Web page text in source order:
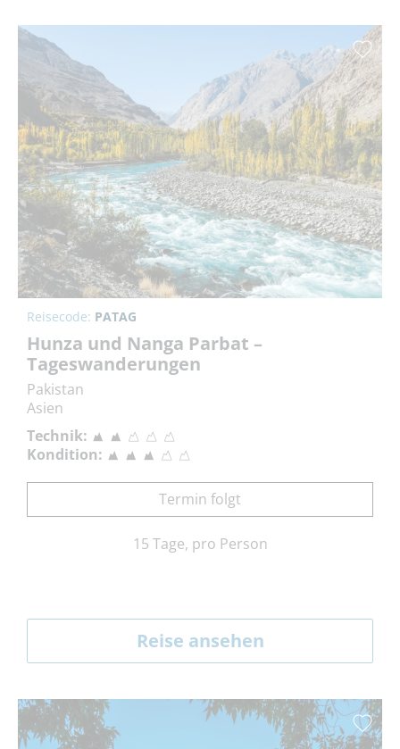
Reisecode: PATAG
Hunza und Nanga Parbat –
Tageswanderungen
Pakistan
Asien
Technik:
Kondition:
Termin folgt
15 Tage, pro Person
Reise ansehen